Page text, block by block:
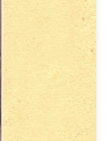
kwam,
vader
wat ben ik